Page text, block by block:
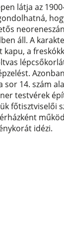
látja az
áll. A
kapu, a
sor 14. szám
testvérek
főtisztviselői
idézi.